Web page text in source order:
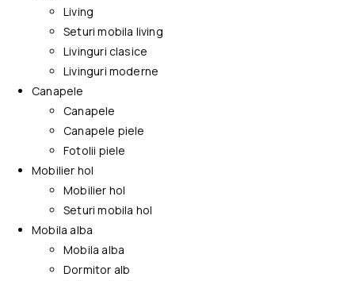
Living
Seturi mobila living
Livinguri clasice
Livinguri moderne
Canapele
Canapele
Canapele piele
Fotolii piele
Mobilier hol
Mobilier hol
Seturi mobila hol
Mobila alba
Mobila alba
Dormitor alb